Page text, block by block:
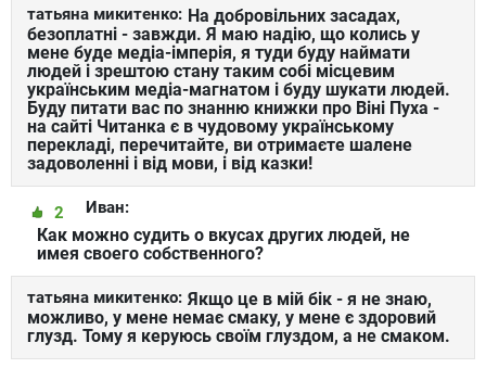
татьяна микитенко: На добровільних засадах,
безоплатні - завжди. Я маю надію, що колись у
мене буде медіа-імперія, я туди буду наймати
людей і зрештою стану таким собі місцевим
українським медіа-магнатом і буду шукати людей.
Буду питати вас по знанню книжки про Віні Пуха -
на сайті Читанка є в чудовому українському
перекладі, перечитайте, ви отримаєте шалене
задоволенні і від мови, і від казки!
Иван:
2
Как можно судить о вкусах других людей, не
имея своего собственного?
татьяна микитенко: Якщо це в мій бік - я не знаю,
можливо, у мене немає смаку, у мене є здоровий
глузд. Тому я керуюсь своїм глуздом, а не смаком.